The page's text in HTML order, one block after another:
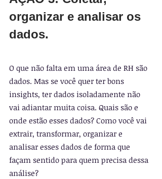
organizar e analisar os
dados.
O que não falta em uma área de RH são
dados. Mas se você quer ter bons
insights, ter dados isoladamente não
vai adiantar muita coisa. Quais são e
onde estão esses dados? Como você vai
extrair, transformar, organizar e
analisar esses dados de forma que
façam sentido para quem precisa dessa
análise?